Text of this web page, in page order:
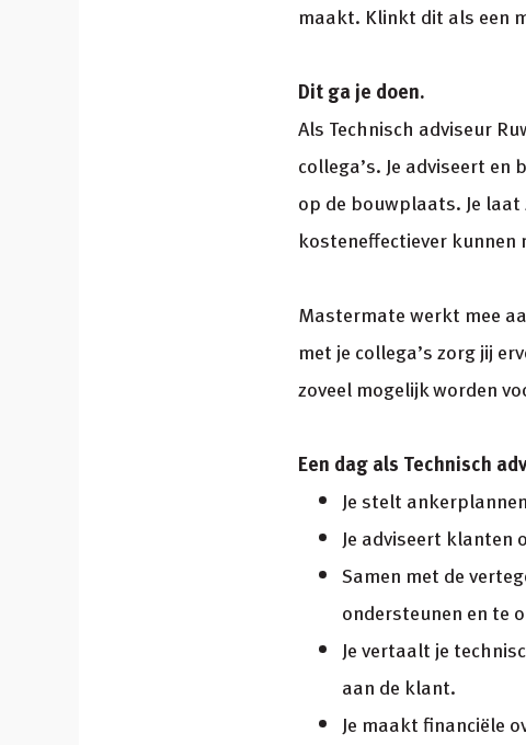
maakt. Klinkt dit als een
Dit ga je doen.
Als Technisch adviseur
collega’s. Je adviseert
op de bouwplaats. Je
kosteneffectiever kunnen
Mastermate werkt mee
met je collega’s zorg jij
zoveel mogelijk worden
Een dag als Technisch
Je stelt
Je adviseert klanten
Samen met de
ondersteunen en te
Je vertaalt je
aan de klant.
Je maakt financiële